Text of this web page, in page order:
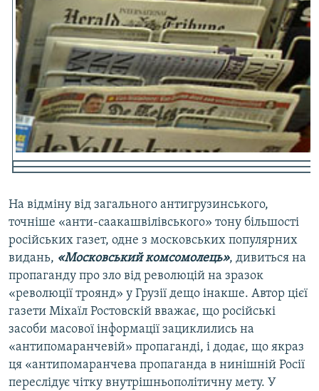
ДОЛУЧАЙСЯ!
Усі сайти RFE/RL
На відміну від загального антигрузинського,
точніше «анти-саакашвілівського» тону більшості
російських газет, одне з московських популярних
видань, «Московський комсомолець», дивиться на
пропаганду про зло від революцій на зразок
«революції троянд» у Грузії дещо інакше. Автор цієї
газети Міхаїл Ростовскій вважає, що російські
засоби масової інформації зациклились на
«антипомаранчевій» пропаганді, і додає, що якраз
ця «антипомаранчева пропаганда в нинішній Росії
переслідує чітку внутрішньополітичну мету. У